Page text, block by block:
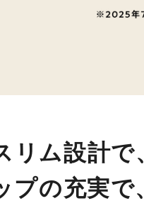
リム設計で
プの充実で